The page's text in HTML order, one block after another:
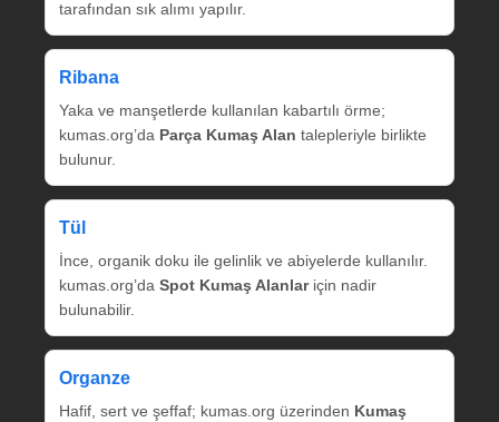
tarafından sık alımı yapılır.
Ribana
Yaka ve manşetlerde kullanılan kabartılı örme;
kumas.org’da Parça Kumaş Alan talepleriyle birlikte
bulunur.
Tül
İnce, organik doku ile gelinlik ve abiyelerde kullanılır.
kumas.org’da Spot Kumaş Alanlariçin nadir
bulunabilir.
Organze
Hafif, sert ve şeffaf; kumas.org üzerinden Kumaş